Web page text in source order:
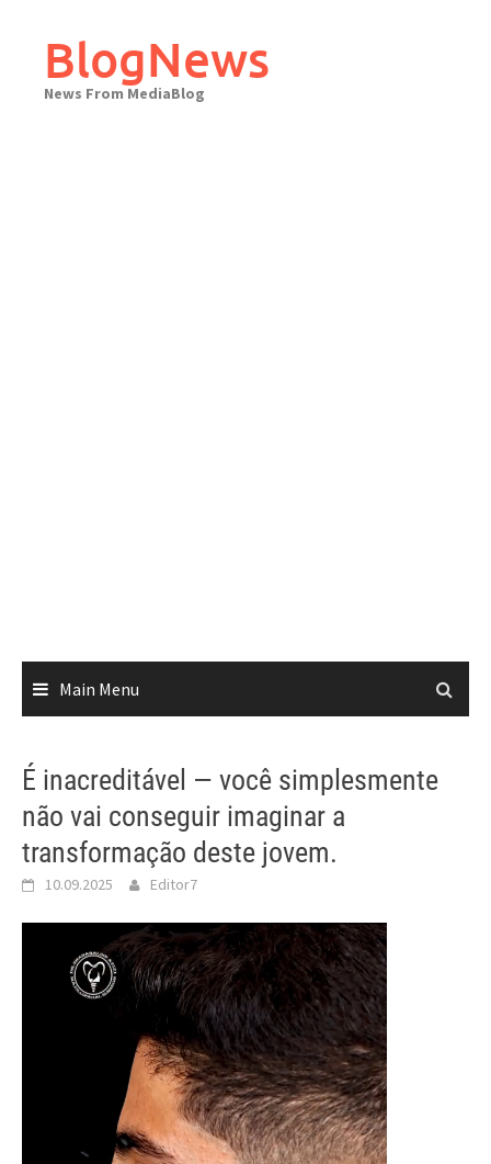
contentBlogNews
News From MediaBlog
Main Menu
É inacreditável — você simplesmente
não vai conseguir imaginar a
transformação deste jovem.
10.09.2025 Editor7